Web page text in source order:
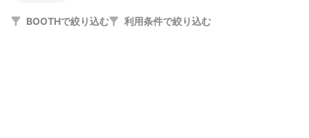
BOOTHで絞り込む 利用条件で絞り込む